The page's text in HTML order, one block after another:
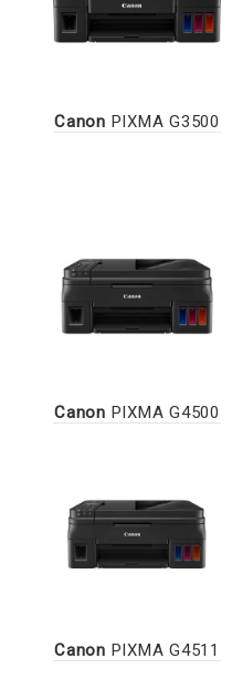
Canon PIXMA G3500
Canon PIXMA G4500
Canon PIXMA G4511